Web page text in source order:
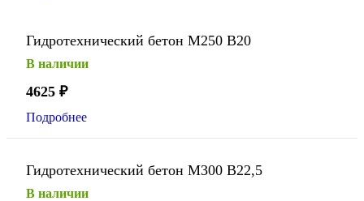
Гидротехнический бетон М250 В20
В наличии
4625 ₽
Подробнее
Гидротехнический бетон М300 В22,5
В наличии